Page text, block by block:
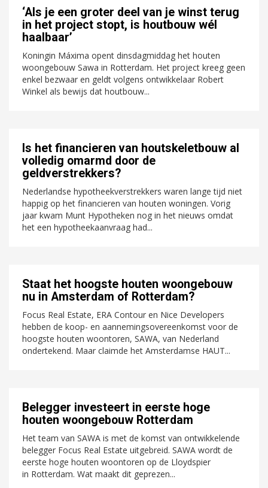
‘Als je een groter deel van je winst terug
in het project stopt, is houtbouw wél
haalbaar’
Koningin Máxima opent dinsdagmiddag het houten
woongebouw Sawa in Rotterdam. Het project kreeg geen
enkel bezwaar en geldt volgens ontwikkelaar Robert
Winkel als bewijs dat houtbouw...
Is het financieren van houtskeletbouw al
volledig omarmd door de
geldverstrekkers?
Nederlandse hypotheekverstrekkers waren lange tijd niet
happig op het financieren van houten woningen. Vorig
jaar kwam Munt Hypotheken nog in het nieuws omdat
het een hypotheekaanvraag had...
Staat het hoogste houten woongebouw
nu in Amsterdam of Rotterdam?
Focus Real Estate, ERA Contour en Nice Developers
hebben de koop- en aannemingsovereenkomst voor de
hoogste houten woontoren, SAWA, van Nederland
ondertekend. Maar claimde het Amsterdamse HAUT...
Belegger investeert in eerste hoge
houten woongebouw Rotterdam
Het team van SAWA is met de komst van ontwikkelende
belegger Focus Real Estate uitgebreid. SAWA wordt de
eerste hoge houten woontoren op de Lloydspier
in Rotterdam. Wat maakt dit geprezen...